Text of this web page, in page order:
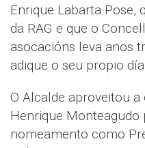
Enrique Labarta Pose,
da RAG e que o
asocacións leva anos
adique o seu propio
O Alcalde aproveitou
Henrique Monteagudo
nomeamento como